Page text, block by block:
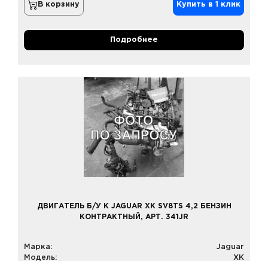
В корзину Купить в 1 клик
Подробнее
ДВИГАТЕЛЬ Б/У К JAGUAR XK SV8TS 4,2 БЕНЗИН
КОНТРАКТНЫЙ, АРТ. 341JR
Марка:
Jaguar
Модель:
XK